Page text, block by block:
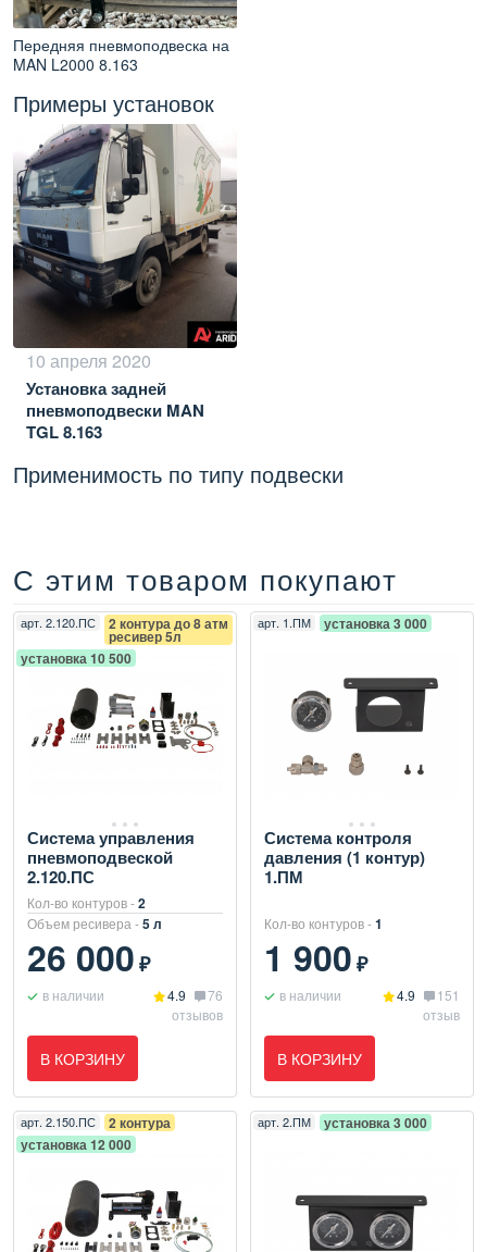
Передняя пневмоподвеска на
MAN L2000 8.163
Примеры установок
10 апреля 2020
Установка задней
пневмоподвески MAN
TGL 8.163
Применимость по типу подвески
С этим товаром покупают
арт. 2.120.ПС 2 контура до 8 атм
ресивер 5л
установка 10 500
Система управления
пневмоподвеской
2.120.ПС
Кол-во контуров -2
Объем ресивера -5 л
26 000₽
в наличии 4.9
76
отзывов
В КОРЗИНУ
арт. 1.ПМ установка 3 000
Система контроля
давления (1 контур)
1.ПМ
Кол-во контуров -1
1 900₽
в наличии 4.9
151
отзыв
В КОРЗИНУ
арт. 2.150.ПС
2 контура
установка 12 000
арт. 2.ПМ установка 3 000